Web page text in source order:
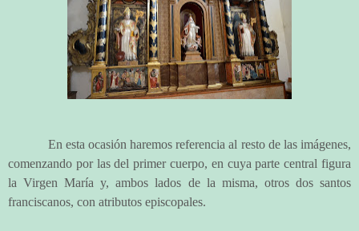
En esta ocasión haremos referencia al resto de las imágenes,
comenzando por las del primer cuerpo, en cuya parte central figura
la Virgen María y, ambos lados de la misma, otros dos santos
franciscanos, con atributos episcopales.